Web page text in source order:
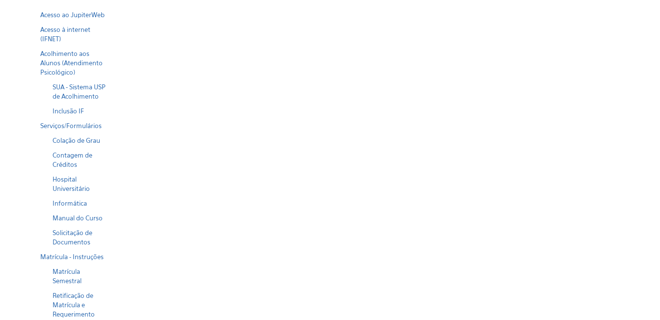
Acesso ao JupiterWeb
Acesso à internet
(IFNET)
Acolhimento aos
Alunos (Atendimento
Psicológico)
SUA - Sistema USP
de Acolhimento
Inclusão IF
Serviços/Formulários
Colação de Grau
Contagem de
Créditos
Hospital
Universitário
Informática
Manual do Curso
Solicitação de
Documentos
Matrícula - Instruções
Matrícula
Semestral
Retificação de
Matrícula e
Requerimento